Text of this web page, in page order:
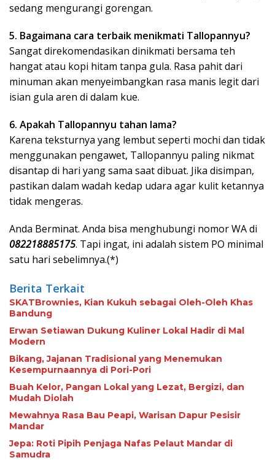
sedang mengurangi gorengan.
5. Bagaimana cara terbaik menikmati Tallopannyu?
Sangat direkomendasikan dinikmati bersama teh
hangat atau kopi hitam tanpa gula. Rasa pahit dari
minuman akan menyeimbangkan rasa manis legit dari
isian gula aren di dalam kue.
6. Apakah Tallopannyu tahan lama?
Karena teksturnya yang lembut seperti mochi dan tidak
menggunakan pengawet, Tallopannyu paling nikmat
disantap di hari yang sama saat dibuat. Jika disimpan,
pastikan dalam wadah kedap udara agar kulit ketannya
tidak mengeras.
Anda Berminat. Anda bisa menghubungi nomor WA di
082218885175. Tapi ingat, ini adalah sistem PO minimal
satu hari sebelimnya.(*)
Berita Terkait
SKATBrownies, Kian Kukuh sebagai Oleh-Oleh Khas
Bandung
Erwan Setiawan Dukung Kuliner Lokal Hadir di Mal
Modern
Bikang, Jajanan Tradisional yang Menemukan
Kesempurnaannya di Pori-Pori
Buah Kelor, Pangan Lokal yang Lezat, Bergizi, dan
Mudah Diolah
Mewahnya Rasa Bau Peapi, Warisan Dapur Pesisir
Mandar
Jepa: Roti Pipih Penjaga Nafas Pelaut Mandar di
Samudra